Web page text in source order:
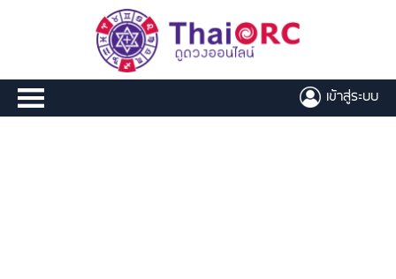
เข้าสู่ระบบ